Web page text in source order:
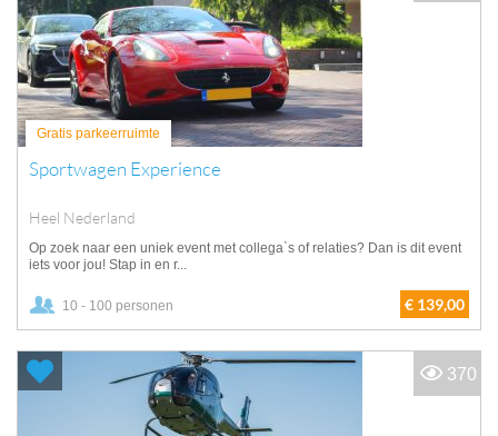
Gratis parkeerruimte
Sportwagen Experience
Heel Nederland
Op zoek naar een uniek event met collega`s of relaties? Dan is dit event
iets voor jou! Stap in en r...
10 - 100 personen € 139,00
370